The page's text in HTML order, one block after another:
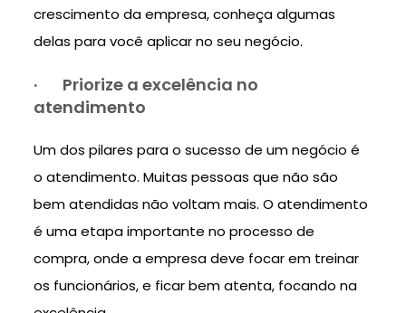
crescimento da empresa, conheça algumas
delas para você aplicar no seu negócio.
·
Priorize a excelência no
atendimento
Um dos pilares para o sucesso de um negócio é
o atendimento. Muitas pessoas que não são
bem atendidas não voltam mais. O atendimento
é uma etapa importante no processo de
compra, onde a empresa deve focar em treinar
os funcionários, e ficar bem atenta, focando na